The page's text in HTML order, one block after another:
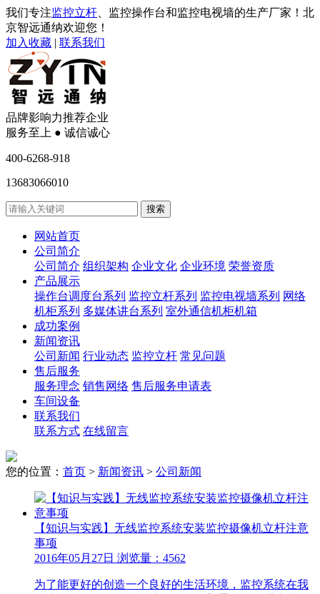
我们专注监控立杆 、监控操作台和监控电视墙的生产厂家！北
京智远通纳欢迎您！
加入收藏 | 联系我们
品牌影响力推荐企业
服务至上 ● 诚信诚心
400-6268-918
13683066010
网站首页
公司简介
公司简介 组织架构 企业文化 企业环境 荣誉资质
产品展示
操作台调度台系列 监控立杆系列 监控电视墙系列 网络
机柜系列 多媒体讲台系列 室外通信机柜机箱
成功案例
新闻资讯
公司新闻 行业动态 监控立杆 常见问题
售后服务
服务理念 销售网络 售后服务申请表
车间设备
联系我们
联系方式 在线留言
您的位置： 首页 > 新闻资讯 > 公司新闻
【知识与实践】无线监控系统安装监控摄像机立杆注意
事项
2016年05月27日 浏览量：4562
为了能更好的创造一个良好的生活环境，监控系统在我